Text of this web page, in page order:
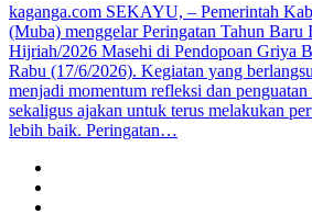
kaganga.com SEKAYU, – Pemerintah
(Muba) menggelar Peringatan Tahun Baru
Hijriah/2026 Masehi di Pendopoan Griya
Rabu (17/6/2026). Kegiatan yang
menjadi momentum refleksi dan
sekaligus ajakan untuk terus melakukan
lebih baik. Peringatan…